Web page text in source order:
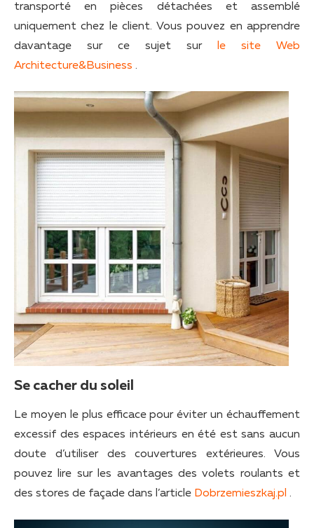
transporté en pièces détachées et assemblé
uniquement chez le client. Vous pouvez en apprendre
davantage sur ce sujet sur
le site Web
Architecture&Business .
Se cacher du soleil
Le moyen le plus efficace pour éviter un échauffement
excessif des espaces intérieurs en été est sans aucun
doute d’utiliser des couvertures extérieures. Vous
pouvez lire sur les avantages des volets roulants et
des stores de façade dans l’article Dobrzemieszkaj.pl .